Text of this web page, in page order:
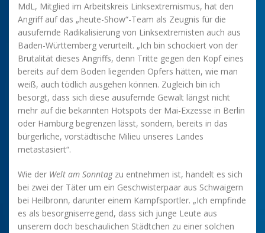
MdL, Mitglied im Arbeitskreis Linksextremismus, hat den
Angriff auf das „heute-Show“-Team als Zeugnis für die
ausufernde Radikalisierung von Linksextremisten auch aus
Baden-Württemberg verurteilt. „Ich bin schockiert von der
Brutalität dieses Angriffs, denn Tritte gegen den Kopf eines
bereits auf dem Boden liegenden Opfers hätten, wie man
weiß, auch tödlich ausgehen können. Zugleich bin ich
besorgt, dass sich diese ausufernde Gewalt längst nicht
mehr auf die bekannten Hotspots der Mai-Exzesse in Berlin
oder Hamburg begrenzen lässt, sondern, bereits in das
bürgerliche, vorstädtische Milieu unseres Landes
metastasiert“.
Wie der Welt am Sonntagzu entnehmen ist, handelt es sich
bei zwei der Täter um ein Geschwisterpaar aus Schwaigern
bei Heilbronn, darunter einem Kampfsportler. „Ich empfinde
es als besorgniserregend, dass sich junge Leute aus
unserem doch beschaulichen Städtchen zu einer solchen